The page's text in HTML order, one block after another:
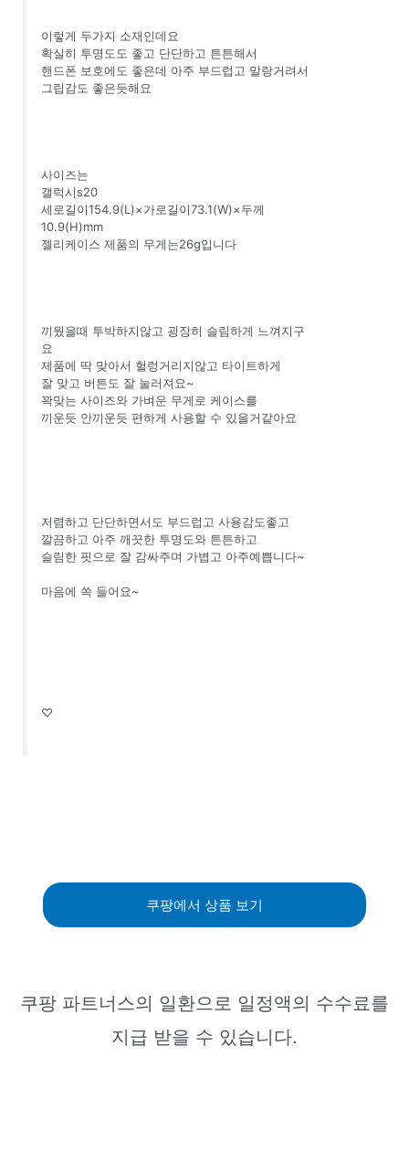
이렇게 두가지 소재인데요
확실히 투명도도 좋고 단단하고 튼튼해서
핸드폰 보호에도 좋은데 아주 부드럽고 말랑거려서
그립감도 좋은듯해요
사이즈는
갤럭시s20
세로길이154.9(L)×가로길이73.1(W)×두께
10.9(H)mm
젤리케이스 제품의 무게는26g입니다
끼웠을때 투박하지않고 굉장히 슬림하게 느껴지구
요
제품에 딱 맞아서 헐렁거리지않고 타이트하게
잘 맞고 버튼도 잘 눌러져요~
꽉맞는 사이즈와 가벼운 무게로 케이스를
끼운듯 안끼운듯 편하게 사용할 수 있을거같아요
저렴하고 단단하면서도 부드럽고 사용감도좋고
깔끔하고 아주 깨끗한 투명도와 튼튼하고
슬림한 핏으로 잘 감싸주며 가볍고 아주예쁩니다~
마음에 쏙 들어요~
♡
쿠팡에서 상품 보기
쿠팡 파트너스의 일환으로 일정액의 수수료를
지급 받을 수 있습니다.